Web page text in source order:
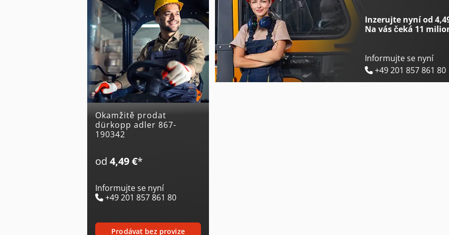
Okamžitě prodat
dürkopp adler 867-
190342
od 4,49 €*
Informujte se nyní
+49 201 857 861 80
prodávat bez provize
Durma Ad-Servo 30175
Dürkopp Adler 867-190342-
Inzerujte nyní od
Na vás čeká 11
Informujte se nyní
+49 201 857 861 80